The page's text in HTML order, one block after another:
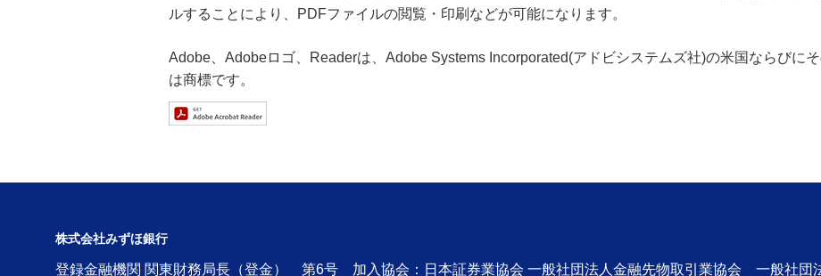
ルすることにより、PDFファイルの閲覧・印刷などが可能になります。
Adobe、Adobeロゴ、Readerは、Adobe Systems Incorporated(アドビシステムズ社)の米国ならびに
は商標です。
株式会社みずほ銀行
登録金融機関 関東財務局長（登金） 第6号 加入協会：日本証券業協会 一般社団法人金融先物取引業協会 一般社団